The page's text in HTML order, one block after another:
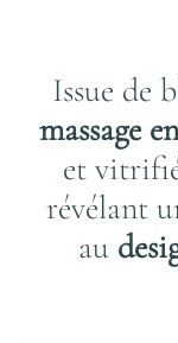
Issue de
massage
et
révélant
au